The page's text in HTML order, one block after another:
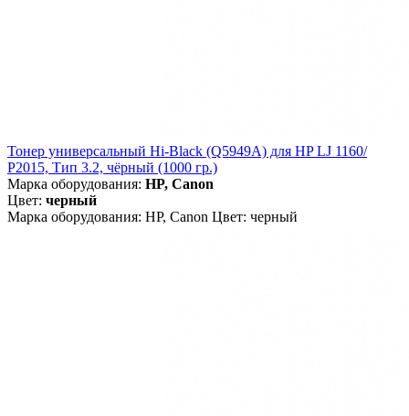
Тонер универсальный Hi-Black (Q5949A) для HP LJ 1160/
P2015, Тип 3.2, чёрный (1000 гр.)
Марка оборудования: HP, Canon
Цвет: черный
Марка оборудования: HP, Canon Цвет: черный